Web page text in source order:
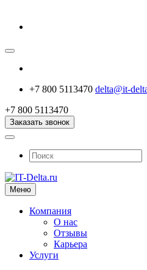
+7 800 5113470 delta@it-
+7 800 5113470
Заказать звонок
Меню
Компания
О нас
Отзывы
Карьера
Услуги